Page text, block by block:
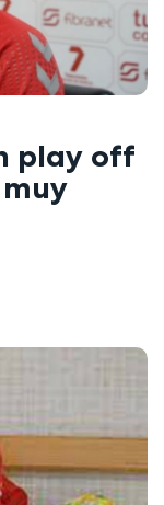
play off